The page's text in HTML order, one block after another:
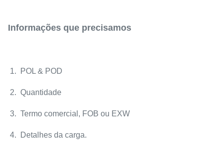
Informações que precisamos
1. POL & POD
2. Quantidade
3. Termo comercial, FOB ou EXW
4. Detalhes da carga.